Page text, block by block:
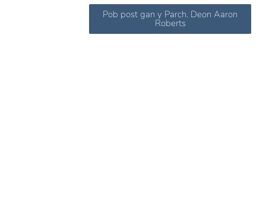
Pob post gan y Parch. Deon Aaron
Roberts